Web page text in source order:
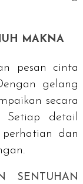
MAKNA
pesan cinta
gelang
secara
Setiap detail
dan
SENTUHAN